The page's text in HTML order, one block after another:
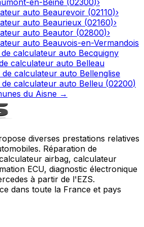
auto Beaurevoir (02110)›
auto Beaurieux (02160)›
auto Beautor (02800)›
auto Beauvois-en-Vermandois
calculateur auto Becquigny
calculateur auto Belleau
de calculateur auto Bellenglise
de calculateur auto Belleu (02200)
du Aisne →
diverses prestations relatives
Réparation de
airbag, calculateur
ECU, diagnostic électronique
à partir de l'EZS.
dans toute la France et pays